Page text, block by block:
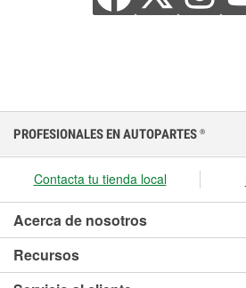
PROFESIONALES EN AUTOPARTES ®
Contacta tu tienda local
Acerca de nosotros
Recursos